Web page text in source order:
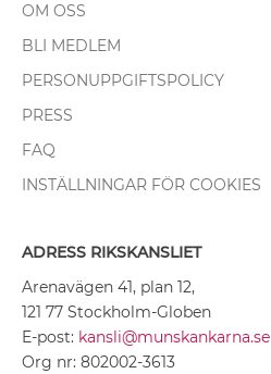
OM OSS
BLI MEDLEM
PERSONUPPGIFTSPOLICY
PRESS
FAQ
INSTÄLLNINGAR FÖR COOKIES
ADRESS RIKSKANSLIET
Arenavägen 41, plan 12,
121 77 Stockholm-Globen
E-post: kansli@munskankarna.se
Org nr: 802002-3613